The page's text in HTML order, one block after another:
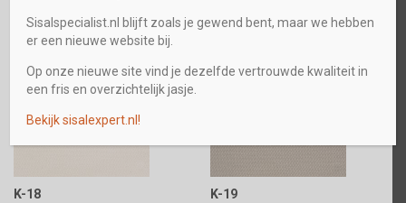
K-16 K-17
K-18 K-19
Sisalspecialist.nl blijft zoals je gewend bent, maar we hebben
er een nieuwe website bij.
Op onze nieuwe site vind je dezelfde vertrouwde kwaliteit in
een fris en overzichtelijk jasje.
Bekijk sisalexpert.nl!